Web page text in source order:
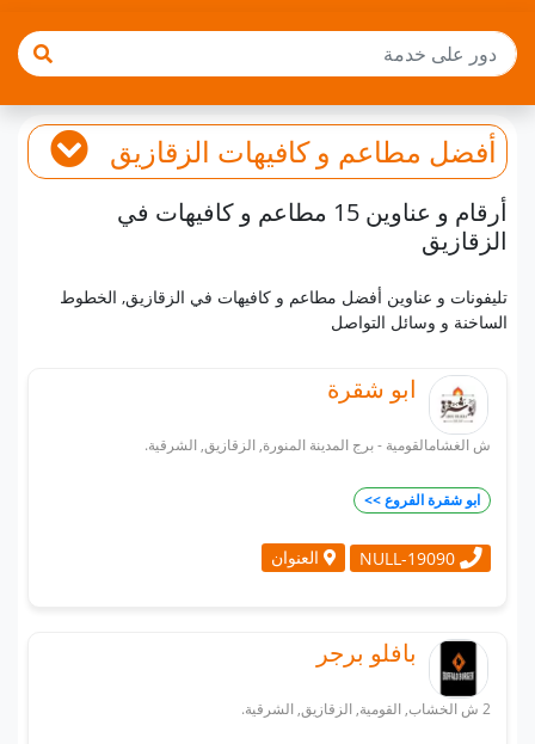
أفضل مطاعم و كافيهات الزقازيق
أرقام و عناوين 15 مطاعم و كافيهات في
الزقازيق
تليفونات و عناوين أفضل مطاعم و كافيهات في الزقازيق, الخطوط
الساخنة و وسائل التواصل
ابو شقرة
ش الغشامالقومية - برج المدينة المنورة, الزقازيق, الشرقية.
ابو شقرة الفروع >>
NULL-19090 العنوان
بافلو برجر
2 ش الخشاب, القومية, الزقازيق, الشرقية.